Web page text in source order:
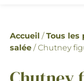
Accueil /Tous les
salée / Chutney